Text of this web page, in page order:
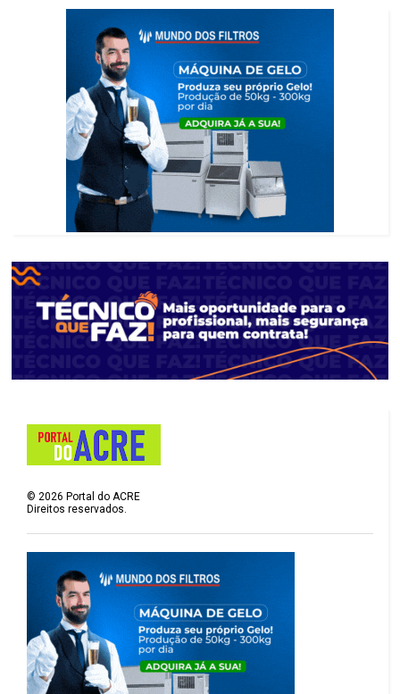
©2026 Portal do ACRE
Direitos reservados.